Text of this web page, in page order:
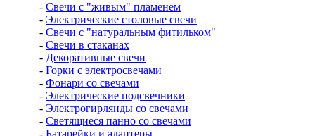
- Свечи с "живым" пламенем
- Электрические столовые свечи
- Свечи с "натуральным фитильком"
- Свечи в стаканах
- Декоративные свечи
- Горки с электросвечами
- Фонари со свечами
- Электрические подсвечники
- Электрогирлянды со свечами
- Светящиеся панно со свечами
- Батарейки и адаптеры